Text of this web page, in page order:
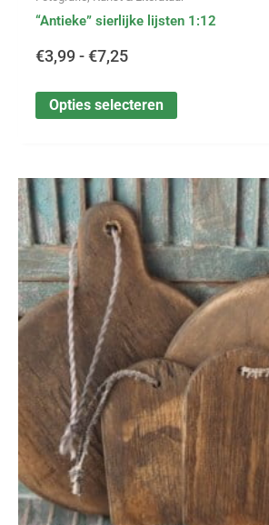
“Antieke” sierlijke lijsten 1:12
€3,99 - €7,25
Opties selecteren
Prijsklasse:
€2,25
tot
€2,95
Dit
product
heeft
meerdere
variaties.
Deze
optie
kan
gekozen
worden
op
de
productpagina